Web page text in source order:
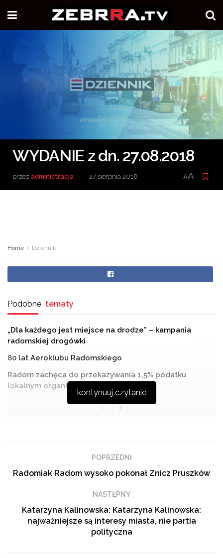
WYDANIE z dn. 27.08.2018
przez administracja 27 sierpnia 2018 AA
Home Dziennik
Podobne tematy
„Dla każdego jest miejsce na drodze” – kampania
radomskiej drogówki
80 lat Aeroklubu Radomskiego
Radom zachęca do przekazywania 1,5% podatku
lokalnym organizacjom
kontynuuj czytanie
POPRZEDNI
Radomiak Radom wysoko pokonał Znicz Pruszków
NASTĘPNY
Katarzyna Kalinowska: Katarzyna Kalinowska:
najważniejsze są interesy miasta, nie partia
polityczna